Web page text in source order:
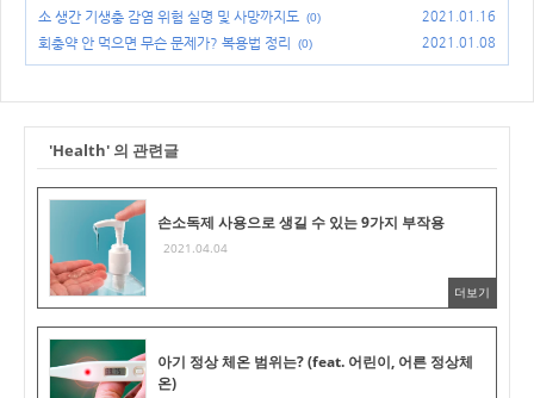
소 생간 기생충 감염 위험 실명 및 사망까지도 (0) 2021.01.16
회충약 안 먹으면 무슨 문제가? 복용법 정리 (0) 2021.01.08
'Health' 의 관련글
손소독제 사용으로 생길 수 있는 9가지 부작용
2021.04.04
더보기
아기 정상 체온 범위는? (feat. 어린이, 어른 정상체
온)